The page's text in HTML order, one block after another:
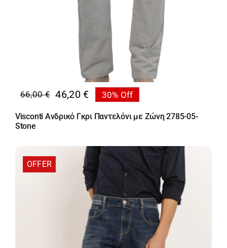
66,00€
Original
price
was:
46,20 €
Η
τρέχουσα
τιμή
46,20 €.
30% Off
Visconti Ανδρικό Γκρι Παντελόνι με Ζώνη 2785-05-
Stone
OFFER